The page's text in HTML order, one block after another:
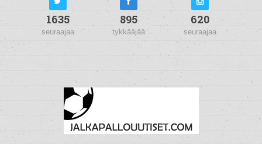
1635
seuraajaa
895
tykkääjää
620
seuraajaa